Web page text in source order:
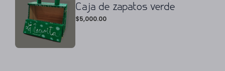
Caja de zapatos verde
$5,000.00